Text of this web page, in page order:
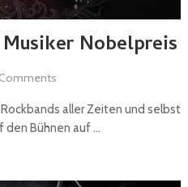
Nobelpreis
aller Zeiten und selbst
den Bühnen auf …